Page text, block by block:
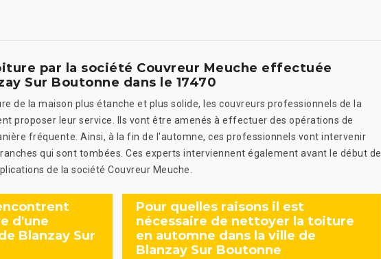
par la société Couvreur Meuche effectuée
Sur Boutonne dans le 17470
de la maison plus étanche et plus solide, les couvreurs professionnels de la
proposer leur service. Ils vont être amenés à effectuer des opérations de
fréquente. Ainsi, à la fin de l'automne, ces professionnels vont intervenir
qui sont tombées. Ces experts interviennent également avant le début de
de la société Couvreur Meuche.
d'une
Blanzay Sur
Pour quelles raisons il est
nécessaire de nettoyer la toiture
en automne dans la ville de
Blanzay Sur Boutonne